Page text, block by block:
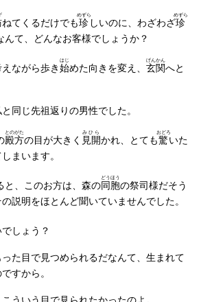
ねてくるだけでも珍
めずら
しいのに、わざわざ珍
めずら
んて、どんなお客様でしょうか？
ながら歩き始
はじ
めた向きを変え、 玄関
げんかん
へと
同じ先祖返りの男性でした。
殿方
とのがた
の目が大きく 見開
みひら
かれ、とても驚
おどろ
いた
まいます。
と、このお方は、森の同胞
どうほう
の祭司様だそう
説明をほとんど聞いていませんでした。
しょう？
た目で見つめられるだなんて、生まれて
すから。